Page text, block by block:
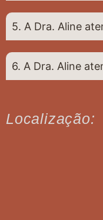
5. A Dra. Aline
6. A Dra. Aline
Localização: